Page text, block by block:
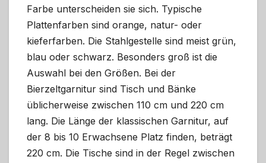
Farbe unterscheiden sie sich. Typische
Plattenfarben sind orange, natur- oder
kieferfarben. Die Stahlgestelle sind meist grün,
blau oder schwarz. Besonders groß ist die
Auswahl bei den Größen. Bei der
Bierzeltgarnitur sind Tisch und Bänke
üblicherweise zwischen 110 cm und 220 cm
lang. Die Länge der klassischen Garnitur, auf
der 8 bis 10 Erwachsene Platz finden, beträgt
220 cm. Die Tische sind in der Regel zwischen